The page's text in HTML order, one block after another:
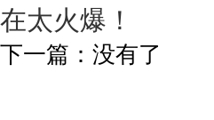
在太火爆！
下一篇：没有了